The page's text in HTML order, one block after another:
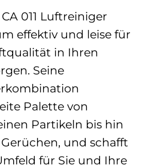
011 Luftreiniger
effektiv und leise für
in Ihren
Seine
Palette von
Partikeln bis hin
und schafft
für Sie und Ihre